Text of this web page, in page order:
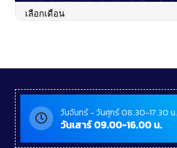
คลัง
วันจันทร์ - วันศุกร์ 08.30-17.30 น.
วันเสาร์ 09.00-16.00 น.